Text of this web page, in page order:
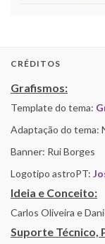
CRÉDITOS
Grafismos:
Template do tema:
Adaptação do tema:
Banner: Rui Borges
Logotipo astroPT:
Ideia e Conceito:
Carlos Oliveira e
Suporte Técnico,